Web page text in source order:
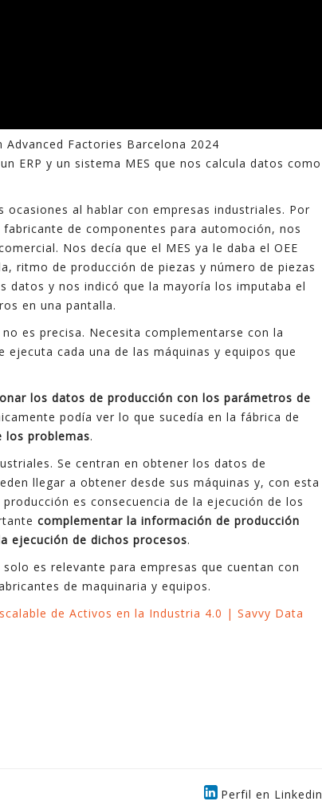
Advanced Factories Barcelona 2024
ERP y un sistema MES que nos calcula datos como
ocasiones al hablar con empresas industriales. Por
de componentes para automoción, nos
Nos decía que el MES ya le daba el OEE
ritmo de producción de piezas y número de piezas
datos y nos indicó que la mayoría los imputaba el
en una pantalla.
es precisa. Necesita complementarse con la
cada una de las máquinas y equipos que
los datos de producción con los parámetros de
podía ver lo que sucedía en la fábrica de
los problemas.
Se centran en obtener los datos de
llegar a obtener desde sus máquinas y, con esta
es consecuencia de la ejecución de los
complementar la información de producción
ejecución de dichos procesos.
es relevante para empresas que cuentan con
de maquinaria y equipos.
de Activos en la Industria 4.0 | Savvy Data
Perfil en Linkedin